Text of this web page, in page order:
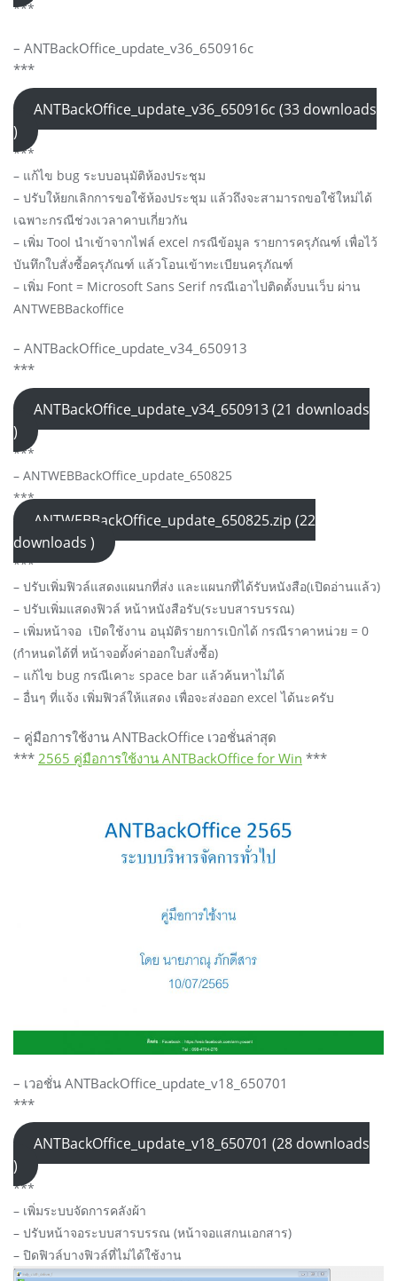
***
– ANTBackOffice_update_v36_650916c
***
ANTBackOffice_update_v36_650916c (33 downloads
)
***
– แก้ไข bug ระบบอนุมัติห้องประชุม
– ปรับให้ยกเลิกการขอใช้ห้องประชุม แล้วถึงจะสามารถขอใช้ใหม่ได้
เฉพาะกรณีช่วงเวลาคาบเกี่ยวกัน
– เพิ่ม Tool นำเข้าจากไฟล์ excel กรณีข้อมูล รายการครุภัณฑ์ เพื่อไว้
บันทึกใบสั่งซื้อครุภัณฑ์ แล้วโอนเข้าทะเบียนครุภัณฑ์
– เพิ่ม Font = Microsoft Sans Serif กรณีเอาไปติดตั้งบนเว็บ ผ่าน
ANTWEBBackoffice
– ANTBackOffice_update_v34_650913
***
ANTBackOffice_update_v34_650913 (21 downloads
)
***
– ANTWEBBackOffice_update_650825
***
ANTWEBBackOffice_update_650825.zip (22
downloads )
***
– ปรับเพิ่มฟิวล์แสดงแผนกที่ส่ง และแผนกที่ได้รับหนังสือ(เปิดอ่านแล้ว)
– ปรับเพิ่มแสดงฟิวล์ หน้าหนังสือรับ(ระบบสารบรรณ)
– เพิ่มหน้าจอ เปิดใช้งาน อนุมัติรายการเบิกได้ กรณีราคาหน่วย = 0
(กำหนดได้ที่ หน้าจอตั้งค่าออกใบสั่งซื้อ)
– แก้ไข bug กรณีเคาะ space bar แล้วค้นหาไม่ได้
– อื่นๆ ที่แจ้ง เพิ่มฟิวล์ให้แสดง เพื่อจะส่งออก excel ได้นะครับ
– คู่มือการใช้งาน ANTBackOffice เวอชั่นล่าสุด
*** 2565 คู่มือการใช้งาน ANTBackOffice for Win ***
– เวอชั่น ANTBackOffice_update_v18_650701
***
ANTBackOffice_update_v18_650701 (28 downloads
)
***
– เพิ่มระบบจัดการคลังผ้า
– ปรับหน้าจอระบบสารบรรณ (หน้าจอแสกนเอกสาร)
– ปิดฟิวล์บางฟิวล์ที่ไม่ได้ใช้งาน